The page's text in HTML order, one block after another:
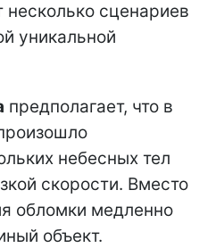
сценариев
уникальной
предполагает, что в
небесных тел
скорости. Вместо
обломки медленно
объект.